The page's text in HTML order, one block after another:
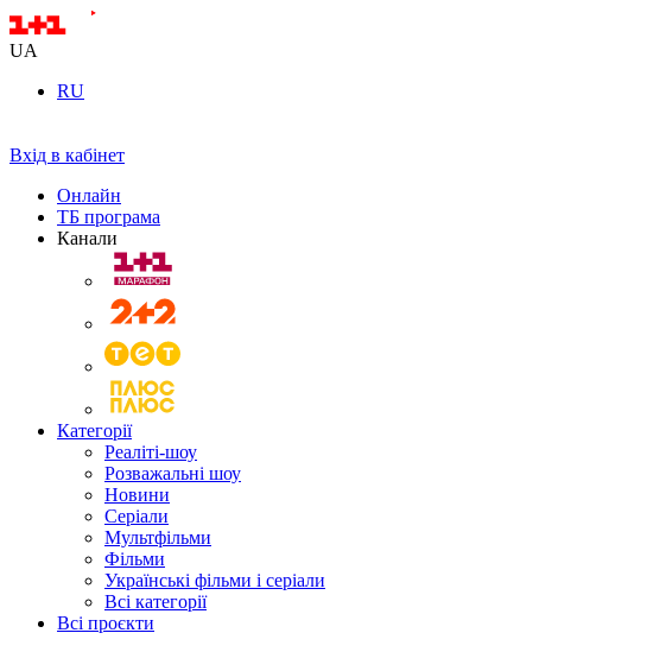
UA
RU
Вхід в кабінет
Онлайн
ТБ програма
Канали
Категорії
Реаліті-шоу
Розважальні шоу
Новини
Серіали
Мультфільми
Фільми
Українські фільми і серіали
Всі категорії
Всі проєкти